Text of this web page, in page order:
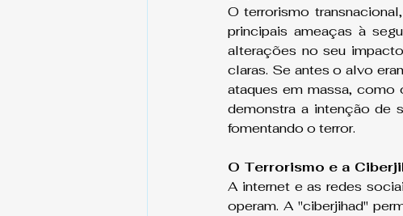
O terrorismo
principais ameaças à
alterações no seu
claras. Se antes o alvo
ataques em massa,
demonstra a intenção de
fomentando o terror.
O Terrorismo e a
A internet e as redes
operam. A "ciberjihad"